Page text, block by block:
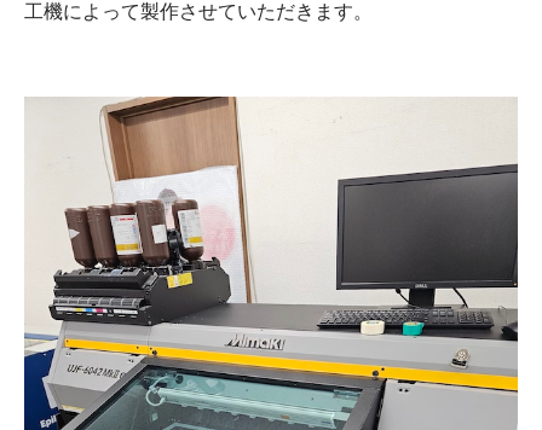
工機によって製作させていただきます。